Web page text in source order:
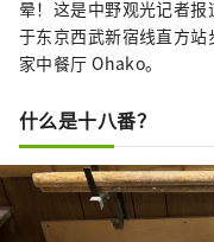
晕！这是中野观光记者
于东京西武新宿线直方
家中餐厅 Ohako。
什么是十八番？